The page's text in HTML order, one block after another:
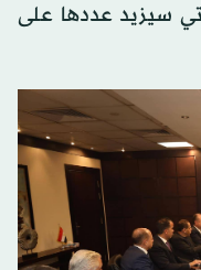
سيزيد عددها على